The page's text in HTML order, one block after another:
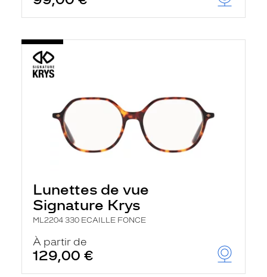
Lunettes de vue
Signature Krys
ML2204 330 ECAILLE FONCE
À partir de
129,00 €